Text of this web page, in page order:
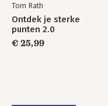
Tom Rath
Ontdek je sterke
punten 2.0
€ 25,99